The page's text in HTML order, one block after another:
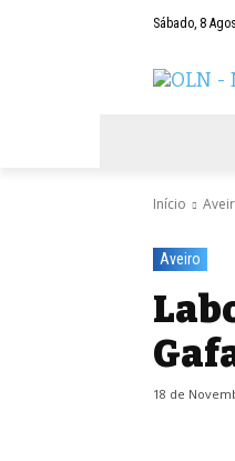
Sábado, 8
Início
Aveiro
18 de